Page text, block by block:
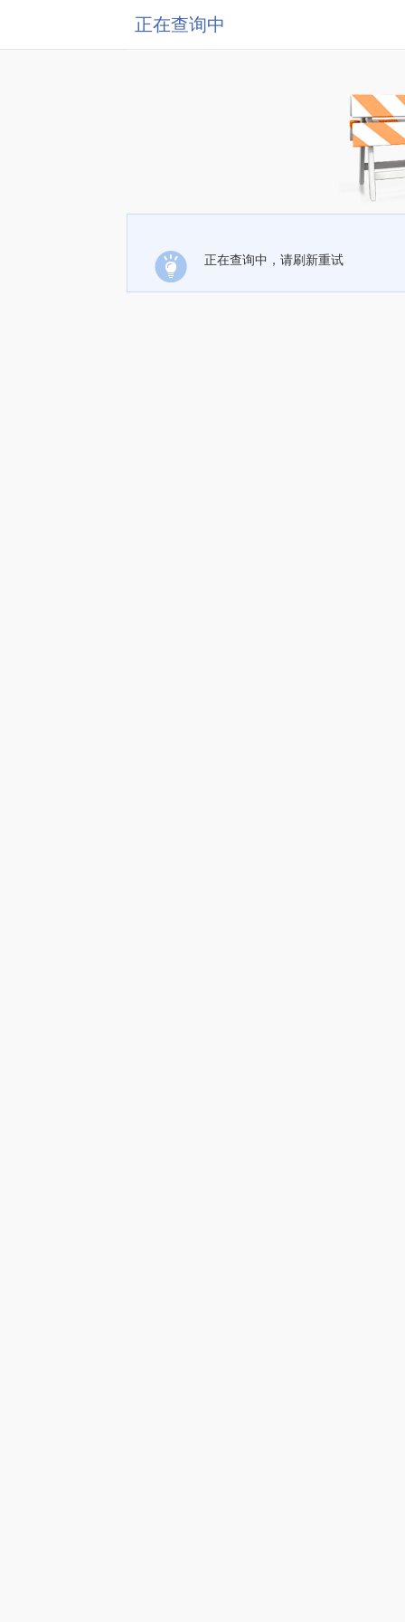
正在查询中
正在查询中，请刷新重试